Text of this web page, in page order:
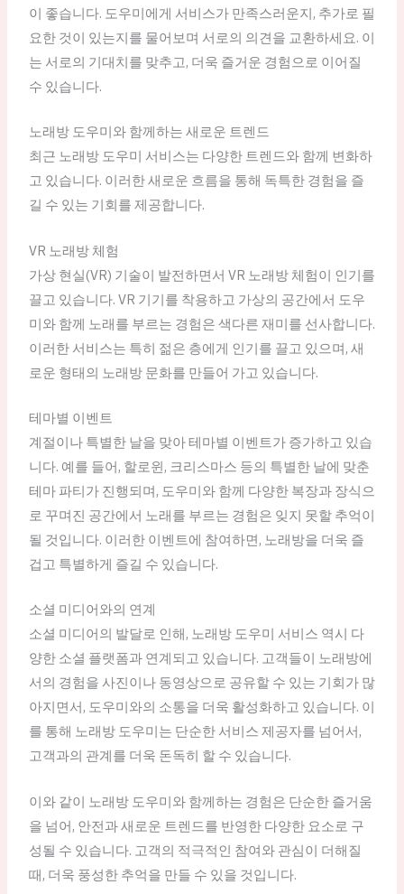
이 좋습니다. 도우미에게 서비스가 만족스러운지, 추가로 필
요한 것이 있는지를 물어보며 서로의 의견을 교환하세요. 이
는 서로의 기대치를 맞추고, 더욱 즐거운 경험으로 이어질
수 있습니다.
노래방 도우미와 함께하는 새로운 트렌드
최근 노래방 도우미 서비스는 다양한 트렌드와 함께 변화하
고 있습니다. 이러한 새로운 흐름을 통해 독특한 경험을 즐
길 수 있는 기회를 제공합니다.
VR 노래방 체험
가상 현실(VR) 기술이 발전하면서 VR 노래방 체험이 인기를
끌고 있습니다. VR 기기를 착용하고 가상의 공간에서 도우
미와 함께 노래를 부르는 경험은 색다른 재미를 선사합니다.
이러한 서비스는 특히 젊은 층에게 인기를 끌고 있으며, 새
로운 형태의 노래방 문화를 만들어 가고 있습니다.
테마별 이벤트
계절이나 특별한 날을 맞아 테마별 이벤트가 증가하고 있습
니다. 예를 들어, 할로윈, 크리스마스 등의 특별한 날에 맞춘
테마 파티가 진행되며, 도우미와 함께 다양한 복장과 장식으
로 꾸며진 공간에서 노래를 부르는 경험은 잊지 못할 추억이
될 것입니다. 이러한 이벤트에 참여하면, 노래방을 더욱 즐
겁고 특별하게 즐길 수 있습니다.
소셜 미디어와의 연계
소셜 미디어의 발달로 인해, 노래방 도우미 서비스 역시 다
양한 소셜 플랫폼과 연계되고 있습니다. 고객들이 노래방에
서의 경험을 사진이나 동영상으로 공유할 수 있는 기회가 많
아지면서, 도우미와의 소통을 더욱 활성화하고 있습니다. 이
를 통해 노래방 도우미는 단순한 서비스 제공자를 넘어서,
고객과의 관계를 더욱 돈독히 할 수 있습니다.
이와 같이 노래방 도우미와 함께하는 경험은 단순한 즐거움
을 넘어, 안전과 새로운 트렌드를 반영한 다양한 요소로 구
성될 수 있습니다. 고객의 적극적인 참여와 관심이 더해질
때, 더욱 풍성한 추억을 만들 수 있을 것입니다.